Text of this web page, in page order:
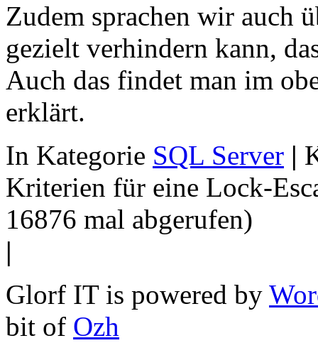
Zudem sprachen wir auch
gezielt verhindern kann,
Auch das findet man im
erklärt.
In Kategorie SQL Server |
Kriterien für eine Lock-
16876 mal abgerufen)
|
Glorf IT is powered by
bit of Ozh